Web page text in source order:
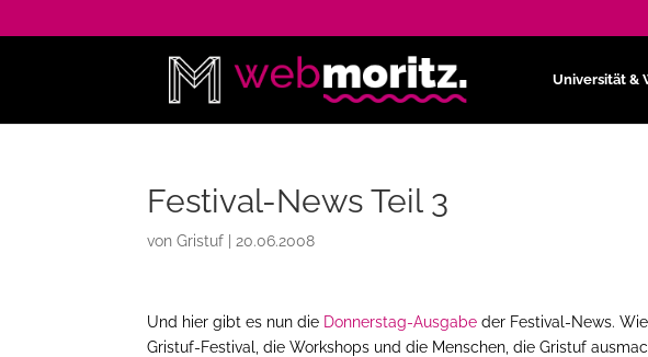
Universität &
Festival-News Teil 3
vonGristuf 20.06.2008
Und hier gibt es nun die Donnerstag-Ausgabe der Festival-News.
Gristuf-Festival, die Workshops und die Menschen, die Gristuf